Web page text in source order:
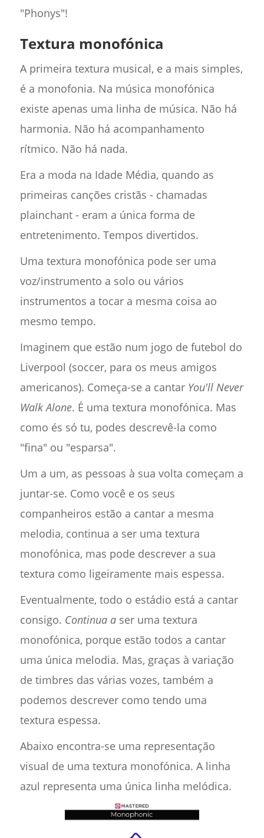
"Phonys"!
Textura monofónica
A primeira textura musical, e a mais simples,
é a monofonia. Na música monofónica
existe apenas uma linha de música. Não há
harmonia. Não há acompanhamento
rítmico. Não há nada.
Era a moda na Idade Média, quando as
primeiras canções cristãs - chamadas
plainchant - eram a única forma de
entretenimento. Tempos divertidos.
Uma textura monofónica pode ser uma
voz/instrumento a solo ou vários
instrumentos a tocar a mesma coisa ao
mesmo tempo.
Imaginem que estão num jogo de futebol do
Liverpool (soccer, para os meus amigos
americanos). Começa-se a cantar You'll Never
Walk Alone. É uma textura monofónica. Mas
como és só tu, podes descrevê-la como
"fina" ou "esparsa".
Um a um, as pessoas à sua volta começam a
juntar-se. Como você e os seus
companheiros estão a cantar a mesma
melodia, continua a ser uma textura
monofónica, mas pode descrever a sua
textura como ligeiramente mais espessa.
Eventualmente, todo o estádio está a cantar
consigo. Continua aser uma textura
monofónica, porque estão todos a cantar
uma única melodia. Mas, graças à variação
de timbres das várias vozes, também a
podemos descrever como tendo uma
textura espessa.
Abaixo encontra-se uma representação
visual de uma textura monofónica. A linha
azul representa uma única linha melódica.